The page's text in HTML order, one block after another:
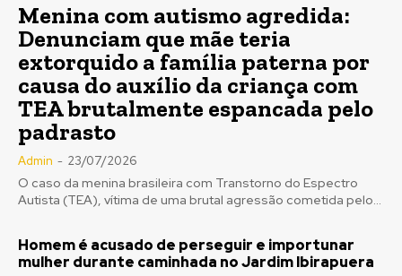
Menina com autismo agredida:
Denunciam que mãe teria
extorquido a família paterna por
causa do auxílio da criança com
TEA brutalmente espancada pelo
padrasto
Admin - 23/07/2026
O caso da menina brasileira com Transtorno do Espectro
Autista (TEA), vítima de uma brutal agressão cometida pelo...
Homem é acusado de perseguir e importunar
mulher durante caminhada no Jardim Ibirapuera